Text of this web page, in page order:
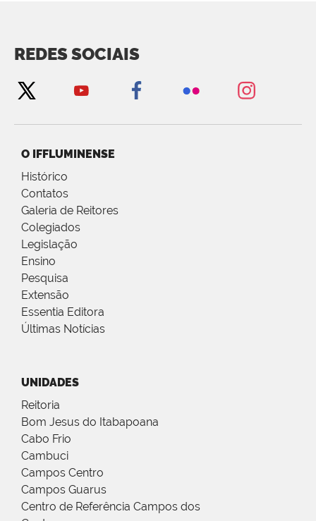
REDES SOCIAIS
O IFFLUMINENSE
Histórico
Contatos
Galeria de Reitores
Colegiados
Legislação
Ensino
Pesquisa
Extensão
Essentia Editora
Últimas Notícias
UNIDADES
Reitoria
Bom Jesus do Itabapoana
Cabo Frio
Cambuci
Campos Centro
Campos Guarus
Centro de Referência Campos dos